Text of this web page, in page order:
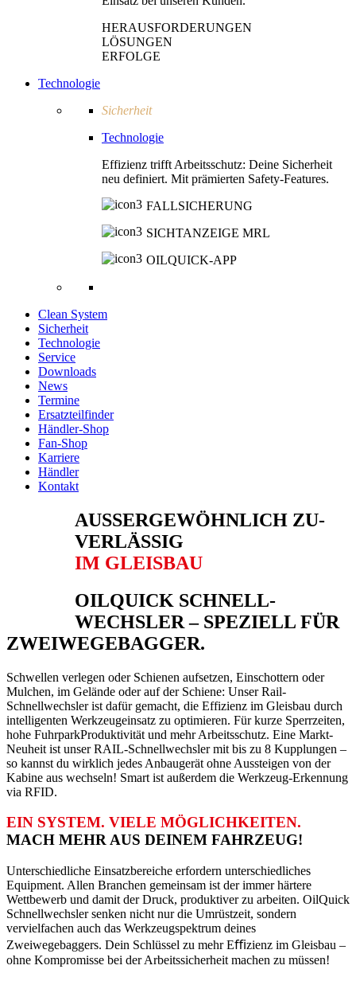
HERAUSFORDERUNGEN
LÖSUNGEN
ERFOLGE
Technologie
Sicherheit
Technologie
Effizienz trifft Arbeitsschutz: Deine Sicherheit
neu definiert. Mit prämierten Safety-Features.
FALLSICHERUNG
SICHTANZEIGE MRL
OILQUICK-APP
Clean System
Sicherheit
Technologie
Service
Downloads
News
Termine
Ersatzteilfinder
Händler-Shop
Fan-Shop
Karriere
Händler
Kontakt
AUSSER­GEWÖHN­LICH ZU­
VERLÄS­SIG
IM GLEISBAU
OILQUICK SCHNELL­
WECHSLER – SPEZIELL FÜR
ZWEIWEGEBAGGER.
Schwellen verlegen oder Schienen aufsetzen, Einschottern oder
Mulchen, im Gelände oder auf der Schiene: Unser Rail­
Schnellwechsler ist dafür gemacht, die Effizienz im Gleisbau durch
intelligenten Werkzeugeinsatz zu optimieren. Für kurze Sperrzeiten,
hohe Fuhrpark­Produktivität und mehr Arbeitsschutz. Eine Markt-
Neuheit ist unser RAIL-Schnellwechsler mit bis zu 8 Kupplungen –
so kannst du wirklich jedes Anbaugerät ohne Aussteigen von der
Kabine aus wechseln! Smart ist außerdem die Werkzeug-Erkennung
via RFID.
EIN SYSTEM. VIELE MÖGLICH­KEITEN.
MACH MEHR AUS DEINEM FAHRZEUG!
Unterschiedliche Einsatzbereiche erfordern unterschiedliches
Equipment. Allen Branchen gemeinsam ist der immer härtere
Wettbewerb und damit der Druck, produktiver zu arbeiten. OilQuick
Schnellwechsler senken nicht nur die Umrüstzeit, sondern
vervielfachen auch das Werkzeugspektrum deines
Zweiwegebaggers. Dein Schlüssel zu mehr Eﬃzienz im Gleisbau –
ohne Kompromisse bei der Arbeitssicherheit machen zu müssen!